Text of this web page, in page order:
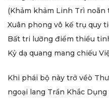
(Khảm khảm Linh Trì noãn
Xuân phong vô kế trụ quy
Bất tri lưỡng điểm thiều
Kỷ dạ quang mang chiếu
Khi phái bộ này trở vềò
ngoại lang Trần Khắc